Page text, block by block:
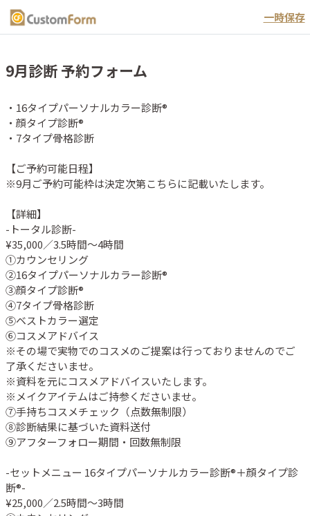
一時保存
9月診断 予約フォーム
・16タイプパーソナルカラー診断®︎
・顔タイプ診断®︎
・7タイプ骨格診断
【ご予約可能日程】
※9月ご予約可能枠は決定次第こちらに記載いたします。
【詳細】
-トータル診断-
¥35,000／3.5時間〜4時間
①カウンセリング
②16タイプパーソナルカラー診断®︎
③顔タイプ診断®︎
④7タイプ骨格診断
⑤ベストカラー選定
⑥コスメアドバイス
※その場で実物でのコスメのご提案は行っておりませんのでご
了承くださいませ。
※資料を元にコスメアドバイスいたします。
※メイクアイテムはご持参くださいませ。
⑦手持ちコスメチェック（点数無制限）
⑧診断結果に基づいた資料送付
⑨アフターフォロー期間・回数無制限
-セットメニュー 16タイプパーソナルカラー診断®︎＋顔タイプ診
断®︎-
¥25,000／2.5時間〜3時間